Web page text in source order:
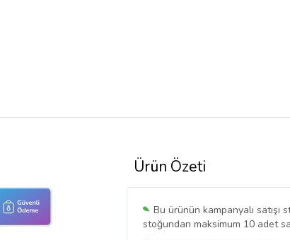
Ürün Özeti
Bu ürünün kampanyalı satışı
stoğundan maksimum 10 adet